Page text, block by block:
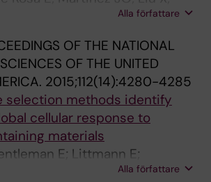
Alla författare
OF THE NATIONAL
OF THE UNITED
2015;112(14):4280-4285
selection methods identify
cellular response to
materials
E; Littmann E;
Von Erlach T; O'Donnell M;
Alla författare